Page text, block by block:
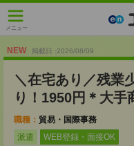
メニュー
NEW 掲載日 :2026/08/09
＼在宅あり／残業
り！1950円＊大
職種： 貿易・国際事務
派遣
WEB登録・面接OK